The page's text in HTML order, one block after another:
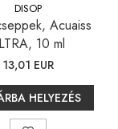
DISOP
Acuaiss
10 ml
13,01 EUR
HELYEZÉS